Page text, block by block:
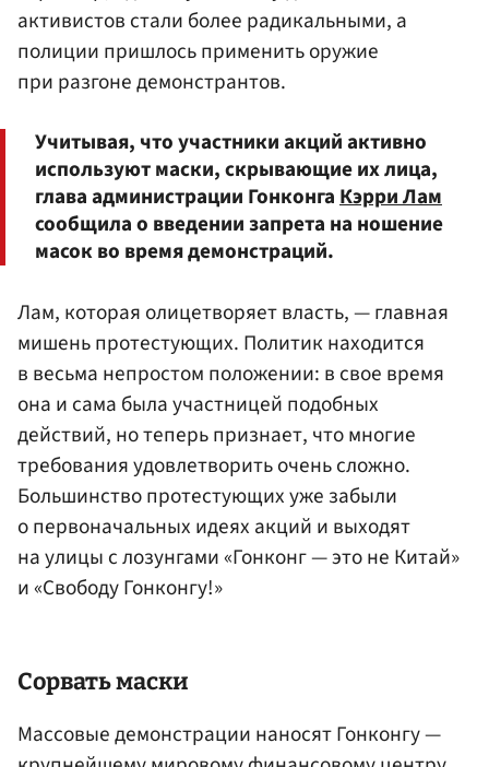
активистов стали более радикальными, а
полиции пришлось применить оружие
при разгоне демонстрантов.
Учитывая, что участники акций активно
используют маски, скрывающие их лица,
глава администрации ГонконгаКэрри Лам
сообщила о введении запрета на ношение
масок во время демонстраций.
Лам, которая олицетворяет власть, — главная
мишень протестующих. Политик находится
в весьма непростом положении: в свое время
она и сама была участницей подобных
действий, но теперь признает, что многие
требования удовлетворить очень сложно.
Большинство протестующих уже забыли
о первоначальных идеях акций и выходят
на улицы с лозунгами «Гонконг — это не Китай»
и «Свободу Гонконгу!»
Сорвать маски
Массовые демонстрации наносят Гонконгу —